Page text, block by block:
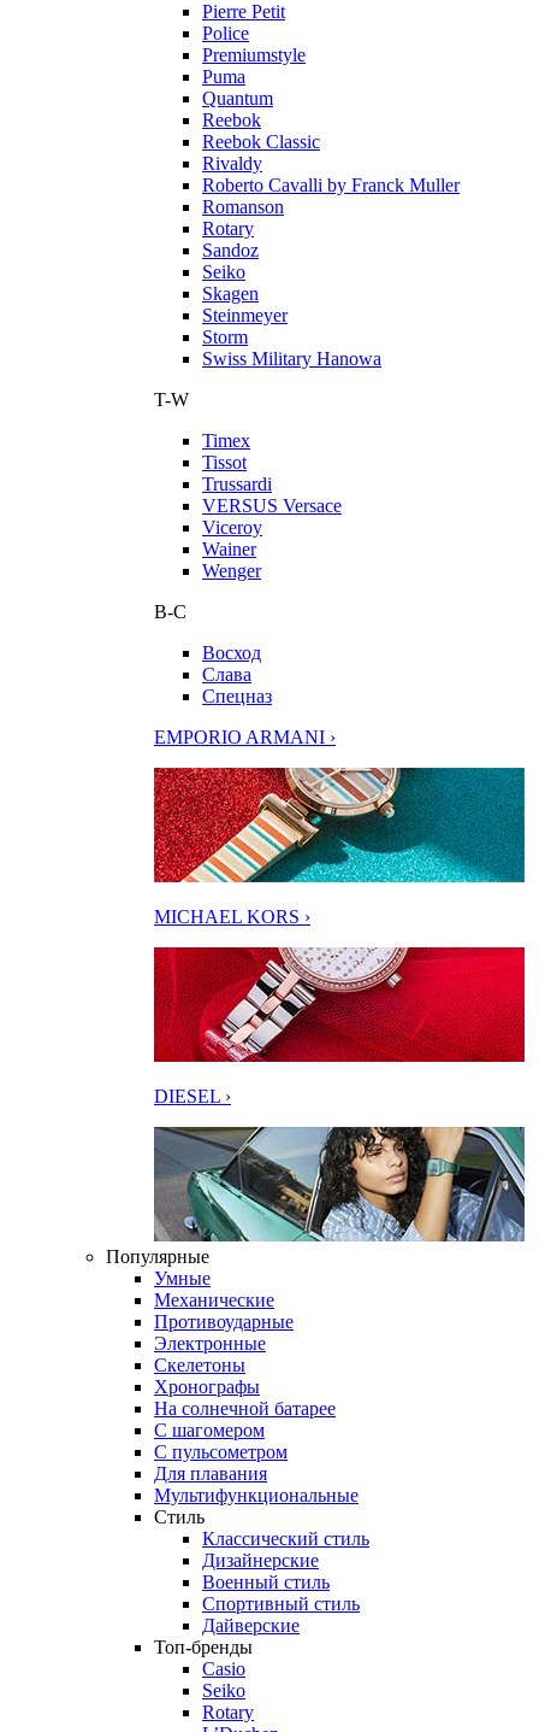
Pierre Petit
Police
Premiumstyle
Puma
Quantum
Reebok
Reebok Classic
Rivaldy
Roberto Cavalli by Franck Muller
Romanson
Rotary
Sandoz
Seiko
Skagen
Steinmeyer
Storm
Swiss Military Hanowa
T-W
Timex
Tissot
Trussardi
VERSUS Versace
Viceroy
Wainer
Wenger
В-С
Восход
Слава
Спецназ
EMPORIO ARMANI ›
MICHAEL KORS ›
DIESEL ›
Популярные
Умные
Механические
Противоударные
Электронные
Скелетоны
Хронографы
На солнечной батарее
С шагомером
С пульсометром
Для плавания
Мультифункциональные
Стиль
Классический стиль
Дизайнерские
Военный стиль
Спортивный стиль
Дайверские
Топ-бренды
Casio
Seiko
Rotary